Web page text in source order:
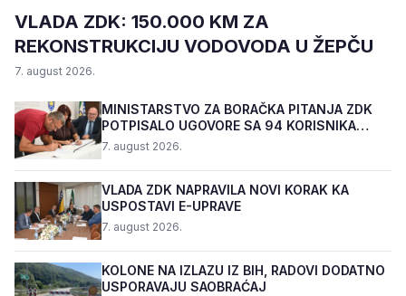
VLADA ZDK: 150.000 KM ZA
REKONSTRUKCIJU VODOVODA U ŽEPČU
7. august 2026.
MINISTARSTVO ZA BORAČKA PITANJA ZDK
POTPISALO UGOVORE SA 94 KORISNIKA
PROGRAMA "BIZNIS PL...
7. august 2026.
VLADA ZDK NAPRAVILA NOVI KORAK KA
USPOSTAVI E-UPRAVE
7. august 2026.
KOLONE NA IZLAZU IZ BIH, RADOVI DODATNO
USPORAVAJU SAOBRAĆAJ